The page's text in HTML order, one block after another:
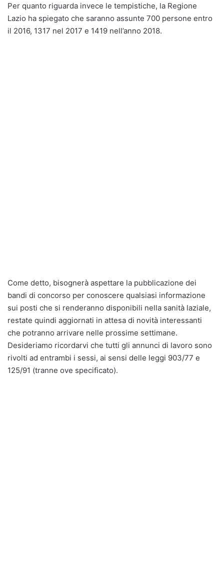
Per quanto riguarda invece le tempistiche, la Regione
Lazio ha spiegato che saranno assunte 700 persone entro
il 2016, 1317 nel 2017 e 1419 nell’anno 2018.
Come detto, bisognerà aspettare la pubblicazione dei
bandi di concorso per conoscere qualsiasi informazione
sui posti che si renderanno disponibili nella sanità laziale,
restate quindi aggiornati in attesa di novità interessanti
che potranno arrivare nelle prossime settimane.
Desideriamo ricordarvi che tutti gli annunci di lavoro sono
rivolti ad entrambi i sessi, ai sensi delle leggi 903/77 e
125/91 (tranne ove specificato).